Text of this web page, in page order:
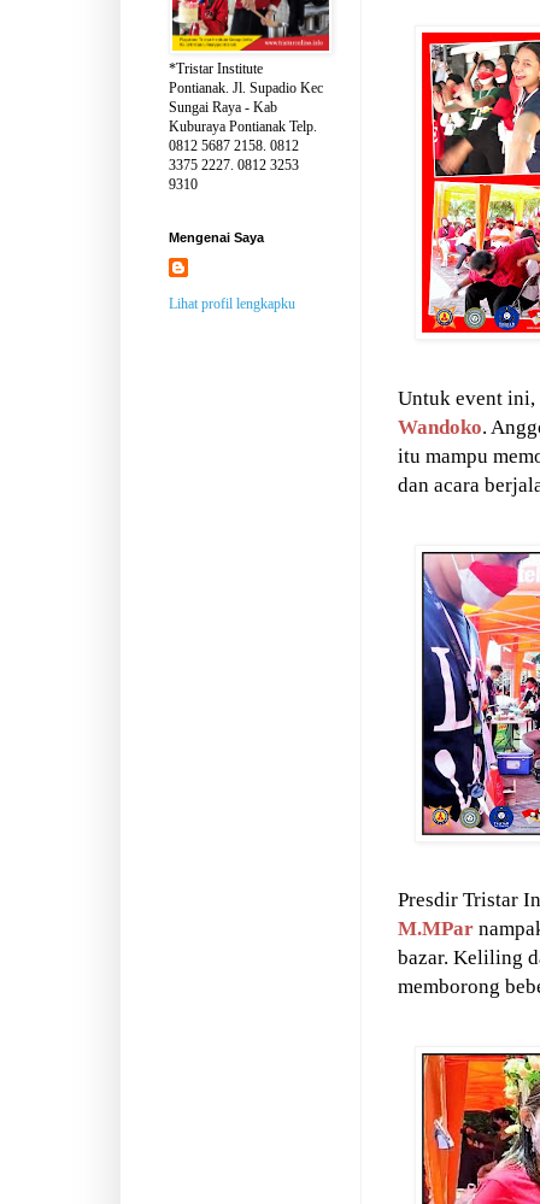
Untuk event
Wandoko.
itu mampu
dan acara
Presdir Tristar
M.MPar
bazar. Keliling
memborong
*Tristar Institute
Pontianak. Jl. Supadio Kec
Sungai Raya - Kab
Kuburaya Pontianak Telp.
0812 5687 2158. 0812
3375 2227. 0812 3253
9310
Mengenai Saya
Lihat profil lengkapku